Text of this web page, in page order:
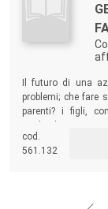
Il futuro di una
problemi; che fare
parenti? i figli,
consulente
familiari.
cod.
561.132